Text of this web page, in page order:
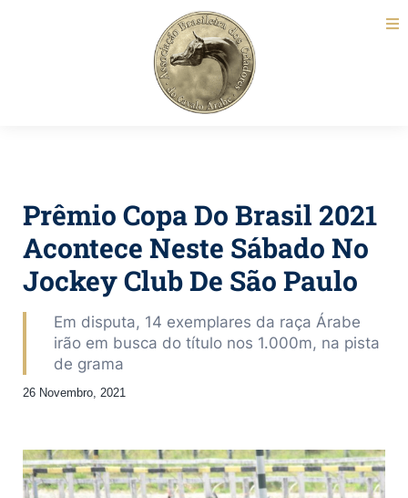
Prêmio Copa Do Brasil 2021
Acontece Neste Sábado No
Jockey Club De São Paulo
Em disputa, 14 exemplares da raça Árabe
irão em busca do título nos 1.000m, na pista
de grama
26 Novembro, 2021